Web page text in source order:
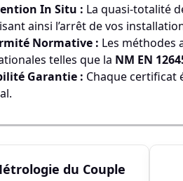
In Situ : La quasi-totalité
ainsi l’arrêt de vos
Normative : Les méthodes
telles que la NM EN
Garantie : Chaque certificat
du Couple